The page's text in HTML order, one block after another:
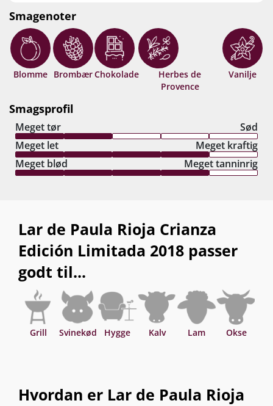
bøfvenlige tanniner og luksuskrydderier fra de
mange måneder på franske fade... WAUW, for en
value! Drik nu, eller gem 10-15 år fra høståret.
Smagenoter
Blomme BrombærChokolade
Herbes de
Provence
Vanilje
Smagsprofil
Meget tør
Sød
Meget let
Meget kraftig
Meget blød
Meget tanninrig
Lar de Paula Rioja Crianza
Edición Limitada 2018 passer
godt til...
Grill Svinekød Hygge Kalv Lam Okse
Hvordan er Lar de Paula Rioja